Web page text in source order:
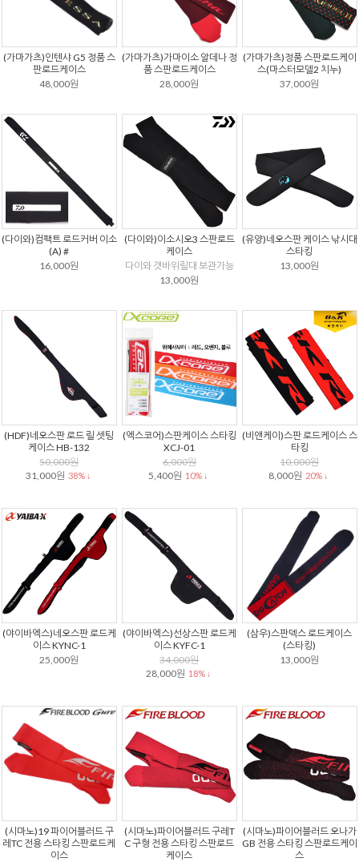
(가마가츠)인텐샤 G5 정품 스
판로드케이스
48,000원
(가마가츠)가마이소 알데나 정
품 스판로드케이스
28,000원
(가마가츠)정품 스판로드케이
스(마스터모델2 치누)
37,000원
(다이와)컴팩트 로드커버 이소
(A) #
16,000원
(다이와)이소시오3 스판로드
케이스
다이와 갯바위릴대 보관가능
13,000원
(유양)네오스판 케이스 낚시대
스타킹
13,000원
(HDF)네오스판 로드 릴 셋팅
케이스 HB-132
50,000원
31,000원 38% ↓
(엑스코어)스판케이스 스타킹
XCJ-01
6,000원
5,400원 10% ↓
(비앤케이)스판 로드케이스 스
타킹
10,000원
8,000원 20% ↓
(야이바엑스)네오스판 로드케
이스 KYNC-1
25,000원
(야이바엑스)선상스판 로드케
이스 KYFC-1
34,000원
28,000원 18% ↓
(삼우)스판덱스 로드케이스
(스타킹)
13,000원
(시마노)19 파이어블러드 구
레TC 전용 스타킹 스판로드케
이스
(시마노)파이어블러드 구레T
C 구형 전용 스타킹 스판로드
케이스
(시마노)파이어블러드 오나가
GB 전용 스타킹 스판로드케이
스